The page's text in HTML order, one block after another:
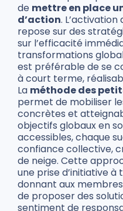
de mettre en place
d’action.
repose sur des
sur l’efficacité
transformations
est préférable de se
à court terme,
La méthode des
permet de mobiliser
concrètes et
objectifs globaux en
accessibles, chaque
confiance collective,
de neige. Cette
une prise d’initiative à
donnant aux
de proposer des
sentiment de